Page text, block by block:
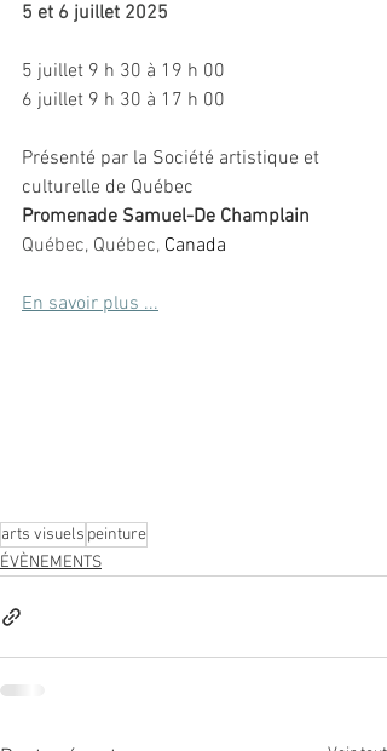
5 et 6 juillet 2025
5 juillet 9 h 30 à 19 h 00
6 juillet 9 h 30 à 17 h 00
Présenté par la Société artistique et
culturelle de Québec
Promenade Samuel-De Champlain
Québec, Québec, Canada
En savoir plus ...
arts visuels peinture
ÉVÈNEMENTS